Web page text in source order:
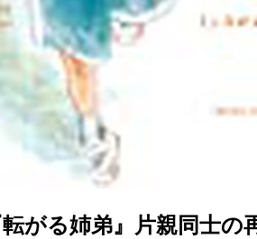
転がる姉弟』片親同士